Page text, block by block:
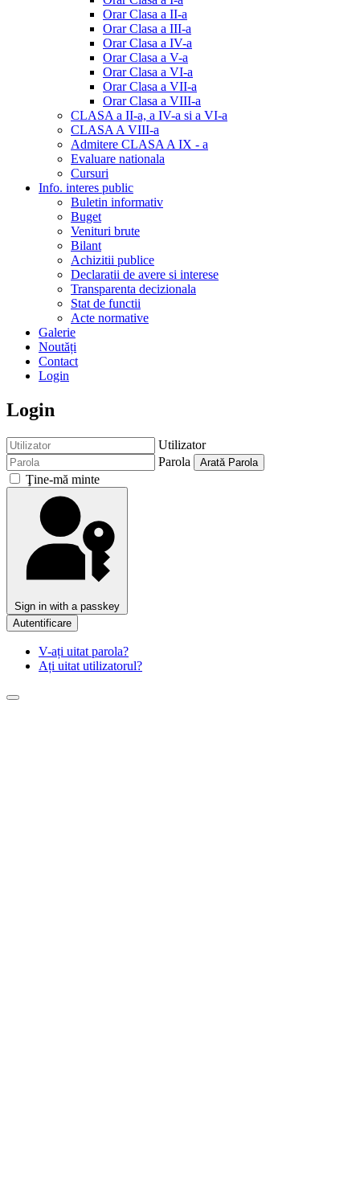
Orar Clasa a II-a
Orar Clasa a III-a
Orar Clasa a IV-a
Orar Clasa a V-a
Orar Clasa a VI-a
Orar Clasa a VII-a
Orar Clasa a VIII-a
CLASA a II-a, a IV-a si a VI-a
CLASA A VIII-a
Admitere CLASA A IX - a
Evaluare nationala
Cursuri
Info. interes public
Buletin informativ
Buget
Venituri brute
Bilant
Achizitii publice
Declaratii de avere si interese
Transparenta decizionala
Stat de functii
Acte normative
Galerie
Noutăți
Contact
Login
Login
Utilizator
Parola
Arată Parola
Ţine-mă minte
Sign in with a passkey
Autentificare
V-ați uitat parola?
Ați uitat utilizatorul?